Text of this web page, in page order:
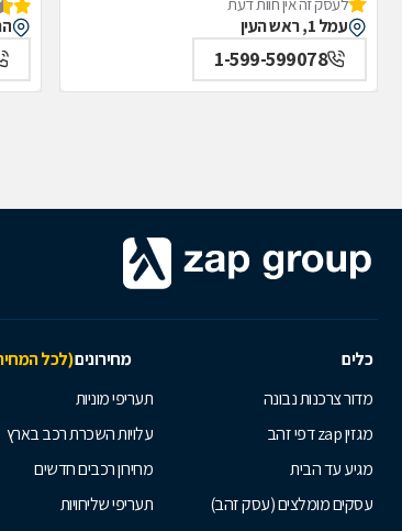
עמל 1, ראש העין
1-599-599078
כלים מחירונים(לכל
מדור צרכנות נבונה
מגזין zap דפי זהב
מגיע עד הבית
עסקים מומלצים (עסק זהב)
תעריפי מוניות
עלויות השכרת רכב בארץ
מחירון רכבים חדשים
תעריפי שליחויות